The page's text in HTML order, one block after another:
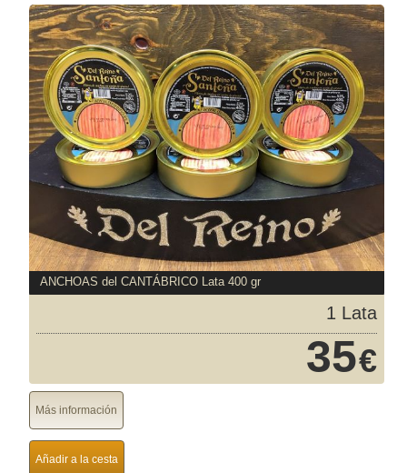
ANCHOAS del CANTÁBRICO Lata 400 gr
1 Lata
35€
Más información
Añadir a la cesta